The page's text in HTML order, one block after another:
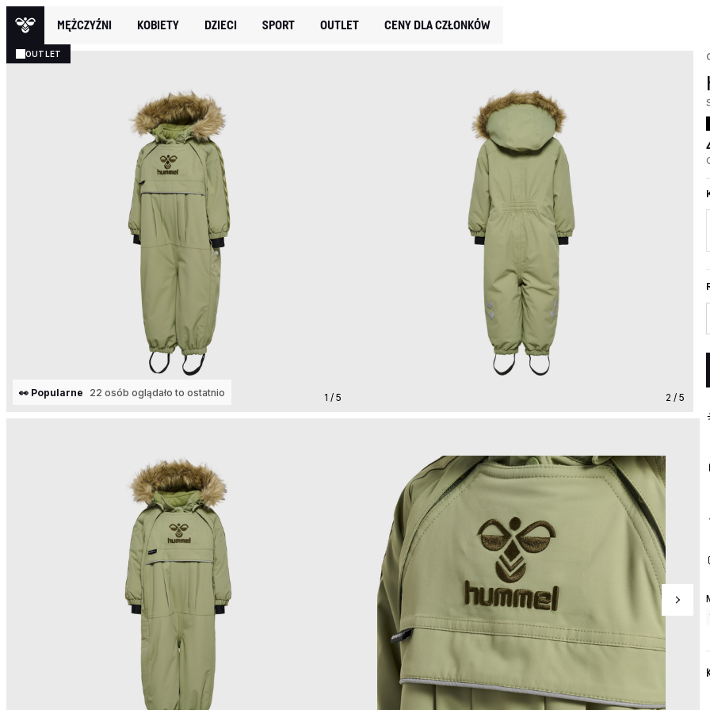
MĘŻCZYŹNI KOBIETY DZIECI SPORT OUTLET CENY DLA CZŁONKÓW
OUTLET
1 / 5
👀 Popularne 22 osób oglądało to ostatnio 2 / 5